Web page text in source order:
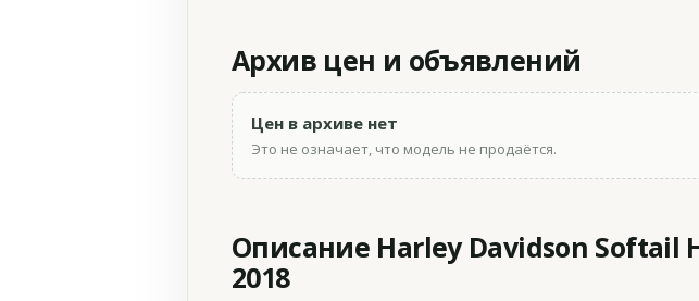
Архив цен и объявлений
Цен в архиве нет
Это не означает, что модель не продаётся.
Описание Harley Davidson Softail
2018